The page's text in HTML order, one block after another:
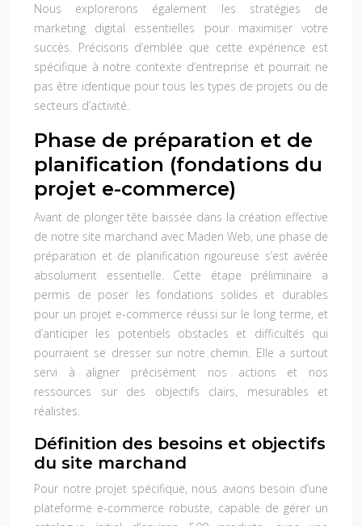
Nous explorerons également les stratégies de
marketing digital essentielles pour maximiser votre
succès. Précisons d’emblée que cette expérience est
spécifique à notre contexte d’entreprise et pourrait ne
pas être identique pour tous les types de projets ou de
secteurs d’activité.
Phase de préparation et de
planification (fondations du
projet e-commerce)
Avant de plonger tête baissée dans la création effective
de notre site marchand avec Maden Web, une phase de
préparation et de planification rigoureuse s’est avérée
absolument essentielle. Cette étape préliminaire a
permis de poser les fondations solides et durables
pour un projet e-commerce réussi sur le long terme, et
d’anticiper les potentiels obstacles et difficultés qui
pourraient se dresser sur notre chemin. Elle a surtout
servi à aligner précisément nos actions et nos
ressources sur des objectifs clairs, mesurables et
réalistes.
Définition des besoins et objectifs
du site marchand
Pour notre projet spécifique, nous avions besoin d’une
plateforme e-commerce robuste, capable de gérer un